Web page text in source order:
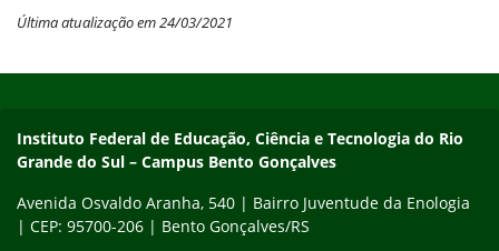
Última atualização em 24/03/2021
Contato
Instituto Federal de Educação, Ciência e Tecnologia do Rio
Grande do Sul – Campus Bento Gonçalves
Avenida Osvaldo Aranha, 540 | Bairro Juventude da Enologia
| CEP: 95700-206 | Bento Gonçalves/RS